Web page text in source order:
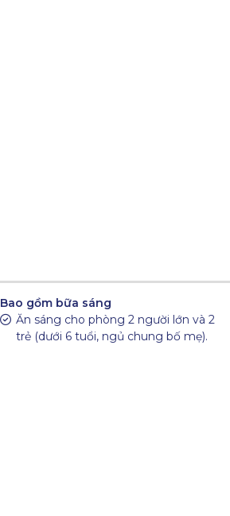
Bao gồm bữa sáng
Ăn sáng cho phòng 2 người lớn và 2
trẻ (dưới 6 tuổi, ngủ chung bố mẹ).